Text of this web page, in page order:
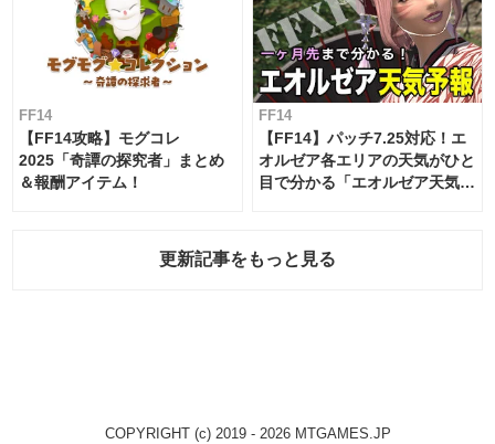
FF14
【FF14攻略】モグコレ
2025「奇譚の探究者」まとめ
＆報酬アイテム！
FF14
【FF14】パッチ7.25対応！エ
オルゼア各エリアの天気がひと
目で分かる「エオルゼア天気予
更新記事をもっと見る
COPYRIGHT (c) 2019 - 2026 MTGAMES.JP